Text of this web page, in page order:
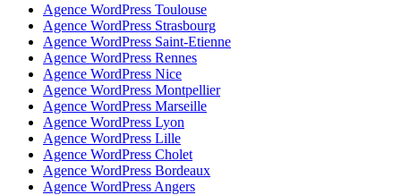
Agence WordPress Toulouse
Agence WordPress Strasbourg
Agence WordPress Saint-Etienne
Agence WordPress Rennes
Agence WordPress Nice
Agence WordPress Montpellier
Agence WordPress Marseille
Agence WordPress Lyon
Agence WordPress Lille
Agence WordPress Cholet
Agence WordPress Bordeaux
Agence WordPress Angers